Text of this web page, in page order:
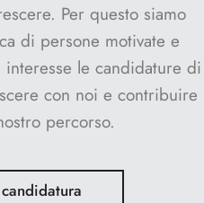
Per questo siamo
di persone motivate e
le candidature di
con noi e contribuire
percorso.